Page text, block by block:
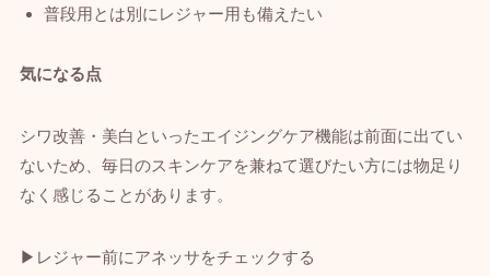
普段用とは別にレジャー用も備えたい
気になる点
シワ改善・美白といったエイジングケア機能は前面に出てい
ないため、毎日のスキンケアを兼ねて選びたい方には物足り
なく感じることがあります。
▶レジャー前にアネッサをチェックする